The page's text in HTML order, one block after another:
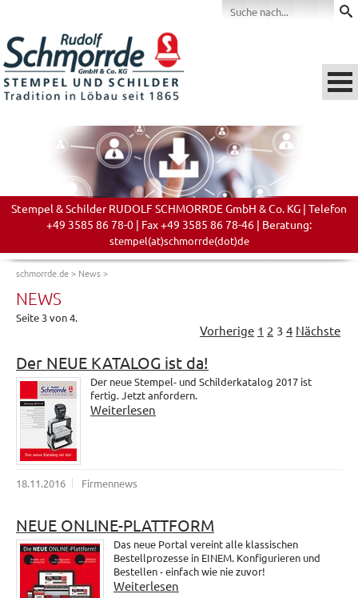
Stempel & Schilder RUDOLF SCHMORRDE GmbH & Co. KG | Telefon
+49 3585 86 78-0 | Fax +49 3585 86 78-46 | Beratung:
stempel(at)schmorrde(dot)de
schmorrde.de> News>
NEWS
Seite 3 von 4.
Vorherige 1 2 3 4 Nächste
Der NEUE KATALOG ist da!
Der neue Stempel- und Schilderkatalog 2017 ist
fertig. Jetzt anfordern.
Weiterlesen
18.11.2016 Firmennews
NEUE ONLINE-PLATTFORM
Das neue Portal vereint alle klassischen
Bestellprozesse in EINEM. Konfigurieren und
Bestellen - einfach wie nie zuvor!
Weiterlesen